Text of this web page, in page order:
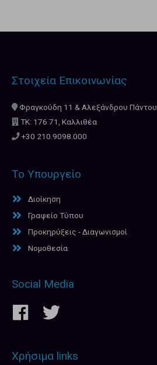
Στοιχεία Επικοινωνίας
Φραγκούδη 11 & Αλεξάνδρου Πάντου
ΤΚ: 176 71, Καλλιθέα
+30 210.9098.000
Το Υπουργείο
Διοίκηση
Γραφείο Τύπου
Προκηρύξεις - Διαγωνισμοί
Νομοθεσία
Social Media
Χρήσιμα links